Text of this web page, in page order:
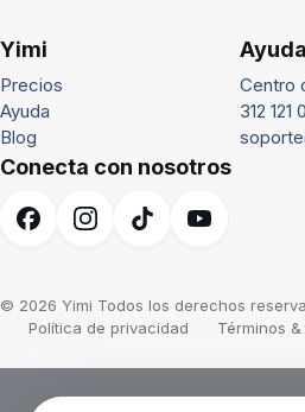
Yimi
Precios
Ayuda
Blog
Ayuda
Centro
312 121
Conecta con nosotros
© 2026 Yimi Todos los derechos
Política de privacidad
Términos